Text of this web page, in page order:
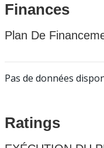
Finances
Plan De
Pas de données
Ratings